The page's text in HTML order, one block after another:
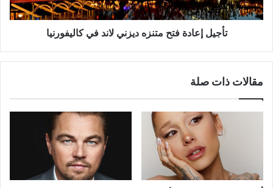
كاليفورنيا
تأجيل إعادة فتح متنزه ديزني لاند في كاليفورنيا
مقالات ذات صلة